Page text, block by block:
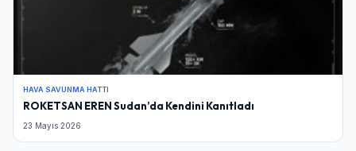
HAVA SAVUNMA HATTI
ROKETSAN EREN Sudan’da Kendini Kanıtladı
23 Mayıs 2026